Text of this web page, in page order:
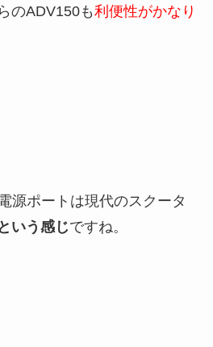
のADV150も利便性がかなり
源ポートは現代のスクータ
いう感じですね。